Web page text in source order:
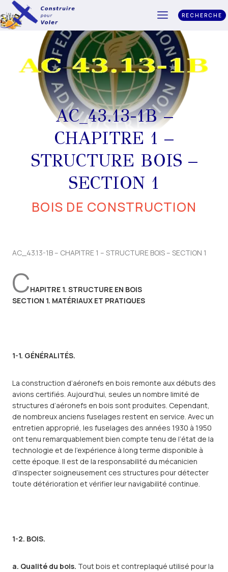
RECHERCHE
AC_43.13-1B –
CHAPITRE 1 –
STRUCTURE BOIS –
SECTION 1
BOIS DE CONSTRUCTION
AC_43.13-1B – CHAPITRE 1 – STRUCTURE BOIS – SECTION 1
CHAPITRE 1. STRUCTURE EN BOIS
SECTION 1. MATÉRIAUX ET PRATIQUES
1-1. GÉNÉRALITÉS.
La construction d’aéronefs en bois remonte aux débuts des
avions certifiés. Aujourd’hui, seules un nombre limité de
structures d’aéronefs en bois sont produites. Cependant,
de nombreux anciens fuselages restent en service. Avec un
entretien approprié, les fuselages des années 1930 à 1950
ont tenu remarquablement bien compte tenu de l’état de la
technologie et de l’expérience à long terme disponible à
cette époque. Il est de la responsabilité du mécanicien
d’inspecter soigneusement ces structures pour détecter
toute détérioration et vérifier leur navigabilité continue.
1-2. BOIS.
a. Qualité du bois. Tout bois et contreplaqué utilisé pour la